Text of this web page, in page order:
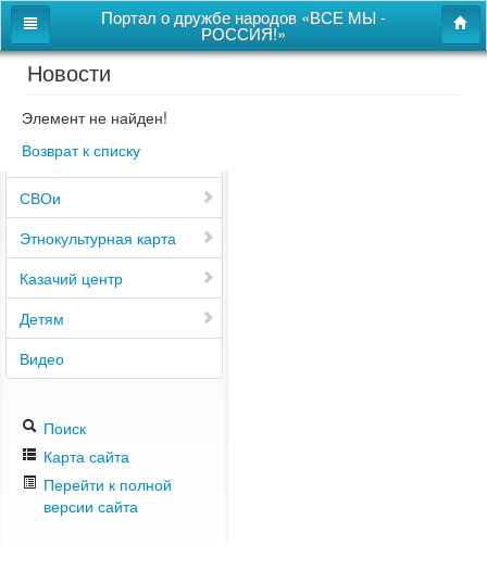
Портал о дружбе народов «ВСЕ МЫ -
РОССИЯ!»
Главная
Дом дружбы народов
Новости
СВОи
Этнокультурная карта
Казачий центр
Детям
Видео
Поиск
Карта сайта
Перейти к полной
версии сайта
Новости
Элемент не найден!
Возврат к списку